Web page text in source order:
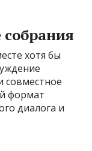
хотя бы
совместное
формат
диалога и